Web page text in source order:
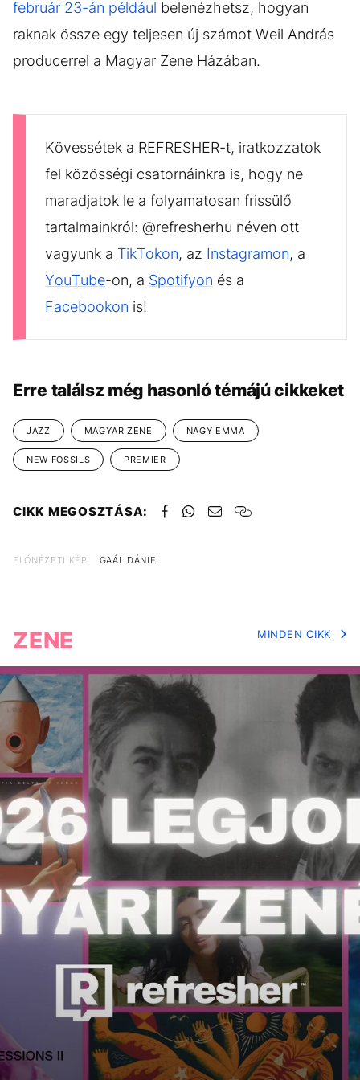
február 23-án például belenézhetsz, hogyan
raknak össze egy teljesen új számot Weil András
producerrel a Magyar Zene Házában.
Kövessétek a REFRESHER-t, iratkozzatok
fel közösségi csatornáinkra is, hogy ne
maradjatok le a folyamatosan frissülő
tartalmainkról: @refresherhu néven ott
vagyunk a TikTokon, az Instagramon, a
YouTube-on, a Spotifyon és a
Facebookon is!
Erre találsz még hasonló témájú cikkeket
JAZZ MAGYAR ZENE NAGY EMMA
NEW FOSSILS PREMIER
CIKK MEGOSZTÁSA:
ELŐNÉZETI KÉP: GAÁL DÁNIEL
ZENE MINDEN CIKK